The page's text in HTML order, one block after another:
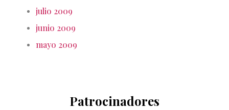
julio 2009
junio 2009
mayo 2009
Patrocinadores